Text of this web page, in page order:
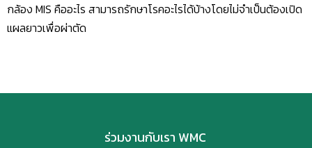
กล้อง MIS คืออะไร สามารถรักษาโรคอะไรได้บ้างโดยไม่จำเป็นต้องเปิด
แผลยาวเพื่อผ่าตัด
ร่วมงานกับเรา WMC